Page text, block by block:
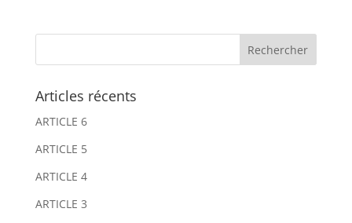
e
r
a
t
i
v
e
r
a
t
i
v
Articles récents
ARTICLE 6
ARTICLE 5
ARTICLE 4
ARTICLE 3